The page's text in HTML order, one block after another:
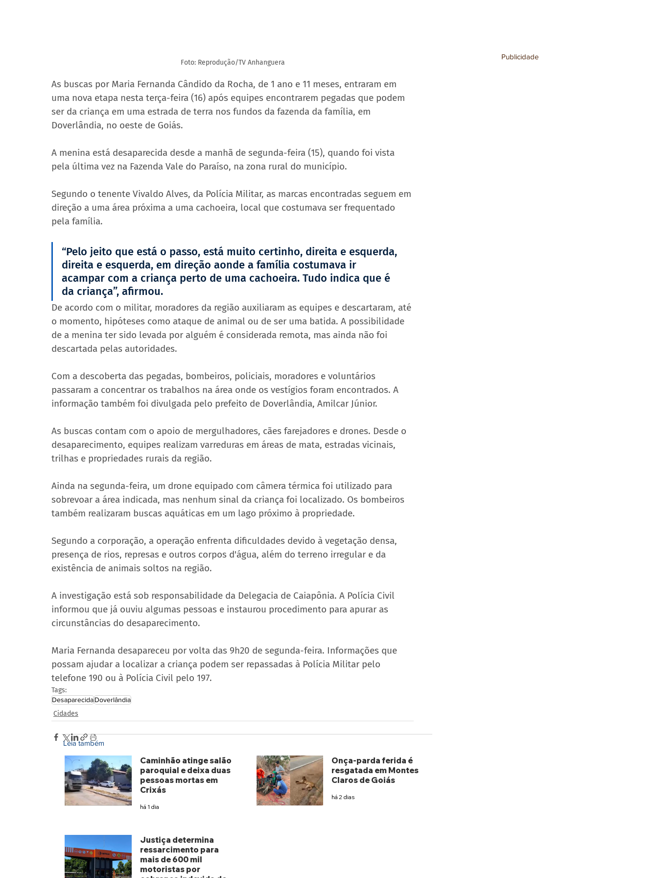
Foto: Reprodução/TV Anhanguera
As buscas por Maria Fernanda Cândido da Rocha, de 1 ano e 11 meses, entraram em
uma nova etapa nesta terça-feira (16) após equipes encontrarem pegadas que podem
ser da criança em uma estrada de terra nos fundos da fazenda da família, em
Doverlândia, no oeste de Goiás.
A menina está desaparecida desde a manhã de segunda-feira (15), quando foi vista
pela última vez na Fazenda Vale do Paraíso, na zona rural do município.
Segundo o tenente Vivaldo Alves, da Polícia Militar, as marcas encontradas seguem em
direção a uma área próxima a uma cachoeira, local que costumava ser frequentado
pela família.
“Pelo jeito que está o passo, está muito certinho, direita e esquerda,
direita e esquerda, em direção aonde a família costumava ir
acampar com a criança perto de uma cachoeira. Tudo indica que é
da criança”, afirmou.
De acordo com o militar, moradores da região auxiliaram as equipes e descartaram, até
o momento, hipóteses como ataque de animal ou de ser uma batida. A possibilidade
de a menina ter sido levada por alguém é considerada remota, mas ainda não foi
descartada pelas autoridades.
Com a descoberta das pegadas, bombeiros, policiais, moradores e voluntários
passaram a concentrar os trabalhos na área onde os vestígios foram encontrados. A
informação também foi divulgada pelo prefeito de Doverlândia, Amilcar Júnior.
As buscas contam com o apoio de mergulhadores, cães farejadores e drones. Desde o
desaparecimento, equipes realizam varreduras em áreas de mata, estradas vicinais,
trilhas e propriedades rurais da região.
Ainda na segunda-feira, um drone equipado com câmera térmica foi utilizado para
sobrevoar a área indicada, mas nenhum sinal da criança foi localizado. Os bombeiros
também realizaram buscas aquáticas em um lago próximo à propriedade.
Segundo a corporação, a operação enfrenta dificuldades devido à vegetação densa,
presença de rios, represas e outros corpos d'água, além do terreno irregular e da
existência de animais soltos na região.
A investigação está sob responsabilidade da Delegacia de Caiapônia. A Polícia Civil
informou que já ouviu algumas pessoas e instaurou procedimento para apurar as
circunstâncias do desaparecimento.
Maria Fernanda desapareceu por volta das 9h20 de segunda-feira. Informações que
possam ajudar a localizar a criança podem ser repassadas à Polícia Militar pelo
telefone 190 ou à Polícia Civil pelo 197.
Tags:
DesaparecidaDoverlândia
Cidades
Publicidade
Leia também
Caminhão atinge salão
paroquial e deixa duas
pessoas mortas em
Crixás
há 1 dia
Onça-parda ferida é
resgatada em Montes
Claros de Goiás
há 2 dias
Justiça determina
ressarcimento para
mais de 600 mil
motoristas por